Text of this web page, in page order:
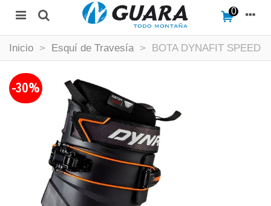
0
Inicio > Esquí de Travesía > BOTA DYNAFIT SPEED
-30%